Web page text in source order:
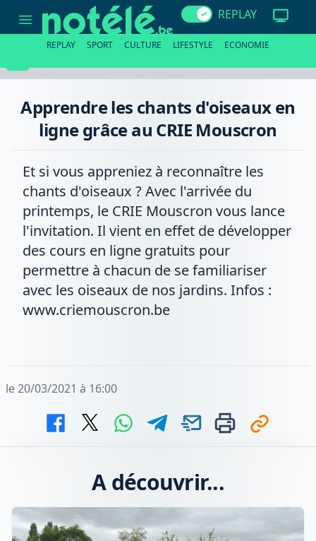
chants
grâce
Mouscron
REPLAY
REPLAY SPORT CULTURE LIFESTYLE ECONOMIE
Apprendre les chants d'oiseaux en
ligne grâce au CRIE Mouscron
Et si vous appreniez à reconnaître les
chants d'oiseaux ? Avec l'arrivée du
printemps, le CRIE Mouscron vous lance
l'invitation. Il vient en effet de développer
des cours en ligne gratuits pour
permettre à chacun de se familiariser
avec les oiseaux de nos jardins. Infos :
www.criemouscron.be
le 20/03/2021 à 16:00
A découvrir...